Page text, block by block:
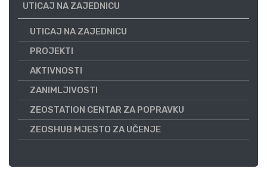
UTICAJ NA ZAJEDNICU
UTICAJ NA ZAJEDNICU
PROJEKTI
AKTIVNOSTI
ZANIMLJIVOSTI
ZEOSTATION CENTAR ZA POPRAVKU
ZEOSHUB MJESTO ZA UČENJE